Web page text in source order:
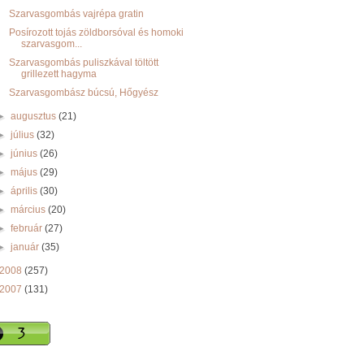
Szarvasgombás vajrépa gratin
Posírozott tojás zöldborsóval és homoki
szarvasgom...
Szarvasgombás puliszkával töltött
grillezett hagyma
Szarvasgombász búcsú, Hőgyész
augusztus(21)
július(32)
június(26)
május(29)
április(30)
március(20)
február(27)
január(35)
2008 (257)
2007 (131)